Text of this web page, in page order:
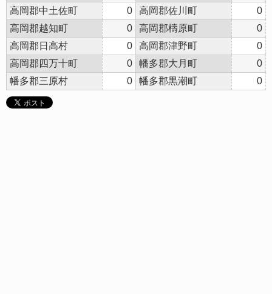
高岡郡中土佐町
0 高岡郡佐川町
0
高岡郡越知町
0 高岡郡檮原町
0
高岡郡日高村
0 高岡郡津野町
0
高岡郡四万十町
0 幡多郡大月町
0
幡多郡三原村
0 幡多郡黒潮町 0